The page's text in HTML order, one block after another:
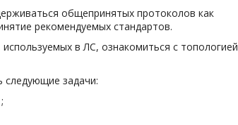
общепринятых протоколов как
рекомендуемых стандартов.
в ЛС, ознакомиться с топологией
задачи: